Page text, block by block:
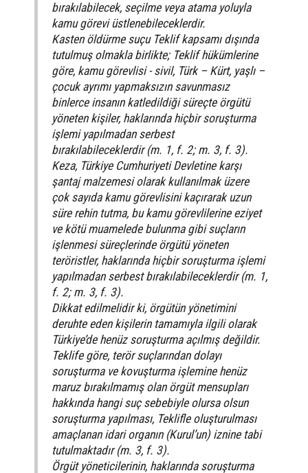
bırakılabilecek, seçilme veya atama yoluyla
kamu görevi üstlenebileceklerdir.
Kasten öldürme suçu Teklif kapsamı dışında
tutulmuş olmakla birlikte; Teklif hükümlerine
göre, kamu görevlisi - sivil, Türk – Kürt, yaşlı –
çocuk ayrımı yapmaksızın savunmasız
binlerce insanın katledildiği süreçte örgütü
yöneten kişiler, haklarında hiçbir soruşturma
işlemi yapılmadan serbest
bırakılabileceklerdir (m. 1, f. 2; m. 3, f. 3).
Keza, Türkiye Cumhuriyeti Devletine karşı
şantaj malzemesi olarak kullanılmak üzere
çok sayıda kamu görevlisini kaçırarak uzun
süre rehin tutma, bu kamu görevlilerine eziyet
ve kötü muamelede bulunma gibi suçların
işlenmesi süreçlerinde örgütü yöneten
teröristler, haklarında hiçbir soruşturma işlemi
yapılmadan serbest bırakılabileceklerdir (m. 1,
f. 2; m. 3, f. 3).
Dikkat edilmelidir ki, örgütün yönetimini
deruhte eden kişilerin tamamıyla ilgili olarak
Türkiye’de henüz soruşturma açılmış değildir.
Teklife göre, terör suçlarından dolayı
soruşturma ve kovuşturma işlemine henüz
maruz bırakılmamış olan örgüt mensupları
hakkında hangi suç sebebiyle olursa olsun
soruşturma yapılması, Teklifle oluşturulması
amaçlanan idari organın (Kurul’un) iznine tabi
tutulmaktadır (m. 3, f. 3).
Örgüt yöneticilerinin, haklarında soruşturma